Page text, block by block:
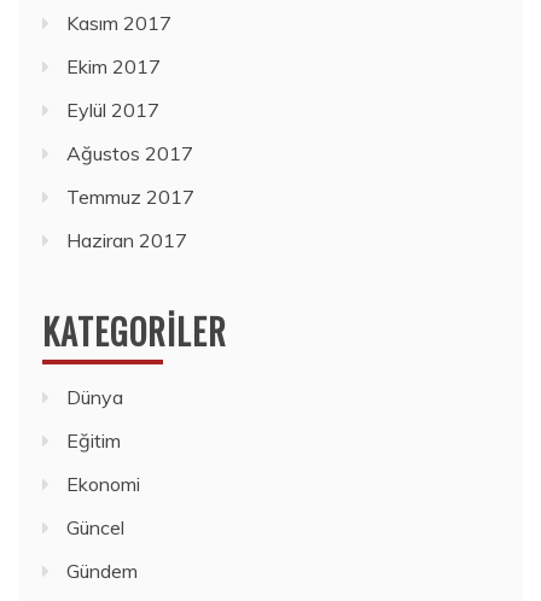
Kasım 2017
Ekim 2017
Eylül 2017
Ağustos 2017
Temmuz 2017
Haziran 2017
KATEGORILER
Dünya
Eğitim
Ekonomi
Güncel
Gündem